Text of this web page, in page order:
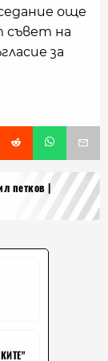
още
съвет на
за
петков